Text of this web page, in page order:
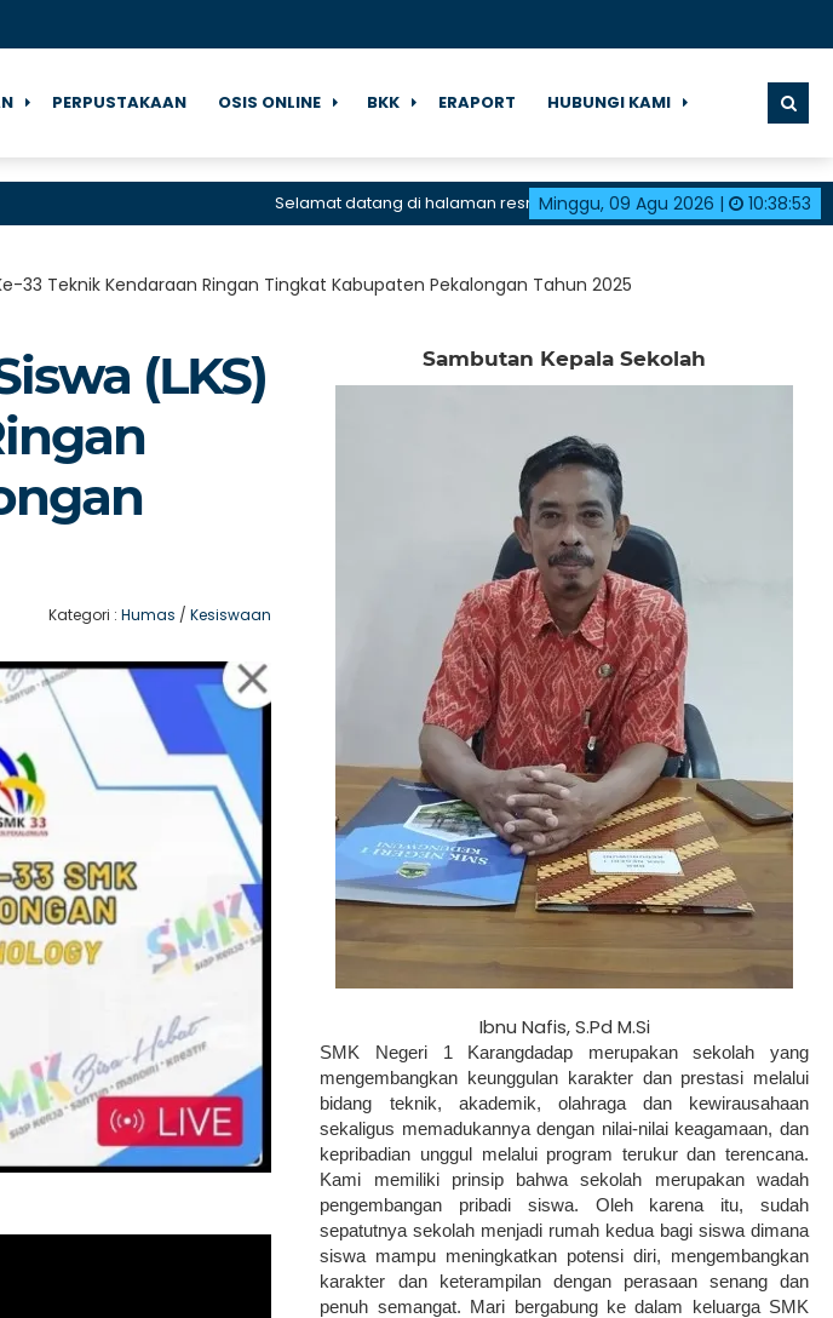
PERPUSTAKAAN OSIS ONLINE BKK ERAPORT HUBUNGI KAMI
Minggu, 09 Agu 2026| 10:38:54
Selamat datang di halaman resmi SMK Negeri 1 Karangdadap
33 Teknik Kendaraan Ringan Tingkat Kabupaten Pekalongan Tahun 2025
(LKS)
Kategori :Humas /Kesiswaan
Sambutan Kepala Sekolah
Ibnu Nafis, S.Pd M.Si
SMK Negeri 1 Karangdadap merupakan sekolah yang
mengembangkan keunggulan karakter dan prestasi melalui
bidang teknik, akademik, olahraga dan kewirausahaan
sekaligus memadukannya dengan nilai-nilai keagamaan, dan
kepribadian unggul melalui program terukur dan terencana.
Kami memiliki prinsip bahwa sekolah merupakan wadah
pengembangan pribadi siswa. Oleh karena itu, sudah
sepatutnya sekolah menjadi rumah kedua bagi siswa dimana
siswa mampu meningkatkan potensi diri, mengembangkan
karakter dan keterampilan dengan perasaan senang dan
penuh semangat. Mari bergabung ke dalam keluarga SMK